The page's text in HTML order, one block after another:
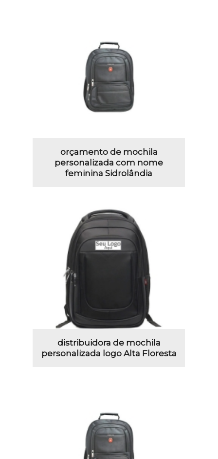
orçamento de mochila
personalizada com nome
feminina Sidrolândia
distribuidora de mochila
personalizada logo Alta Floresta